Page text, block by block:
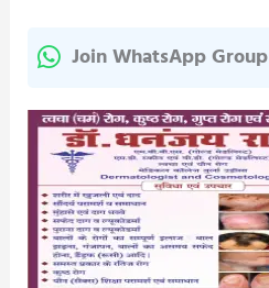
Join WhatsApp Group